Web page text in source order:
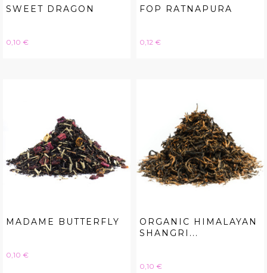
SWEET DRAGON
Hinta
0,10 €
FOP RATNAPURA
Hinta
0,12 €
MADAME BUTTERFLY
Hinta
0,10 €
ORGANIC HIMALAYAN
SHANGRI...
Hinta
0,10 €